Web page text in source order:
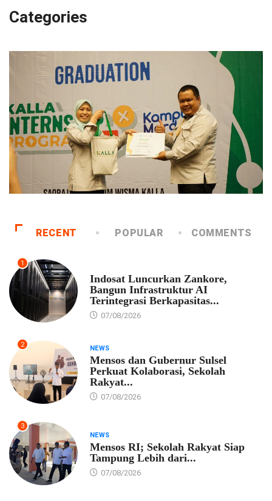
Categories
RECENT POPULAR COMMENTS
1
Indosat Luncurkan Zankore,
Bangun Infrastruktur AI
Terintegrasi Berkapasitas...
07/08/2026
2 NEWS
Mensos dan Gubernur Sulsel
Perkuat Kolaborasi, Sekolah
Rakyat...
07/08/2026
3
NEWS
Mensos RI; Sekolah Rakyat Siap
Tampung Lebih dari...
07/08/2026